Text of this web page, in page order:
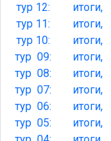
тур 12: итоги,
тур 11: итоги,
тур 10: итоги,
тур 09: итоги,
тур 08: итоги,
тур 07: итоги,
тур 06: итоги,
тур 05: итоги,